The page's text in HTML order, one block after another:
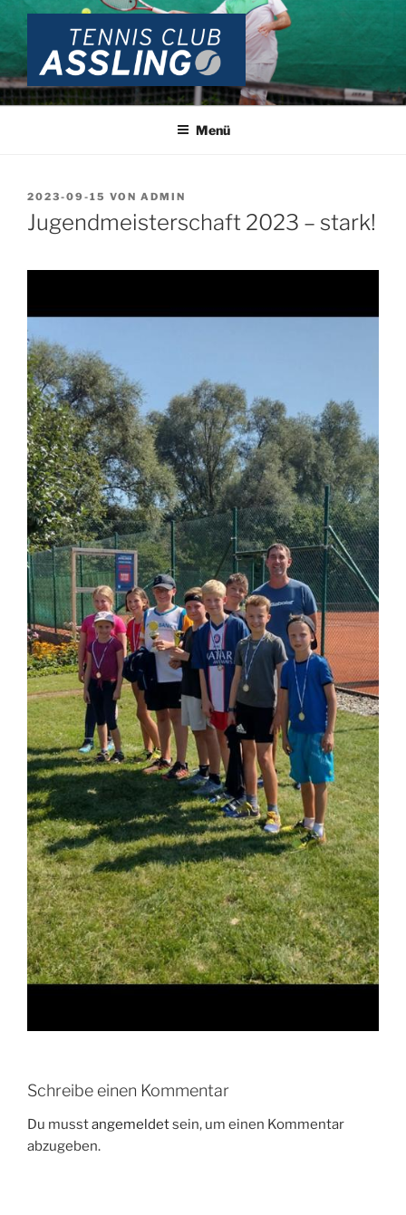
Zum
springen
TENNIS CLUB ASSLING
Wir lieben Tennis …
Menü
VERÖFFENTLICHT
AM
2023-09-15 VON ADMIN
Jugendmeisterschaft 2023 – stark!
Schreibe einen Kommentar
Du musstangemeldetsein, um einen Kommentar
abzugeben.